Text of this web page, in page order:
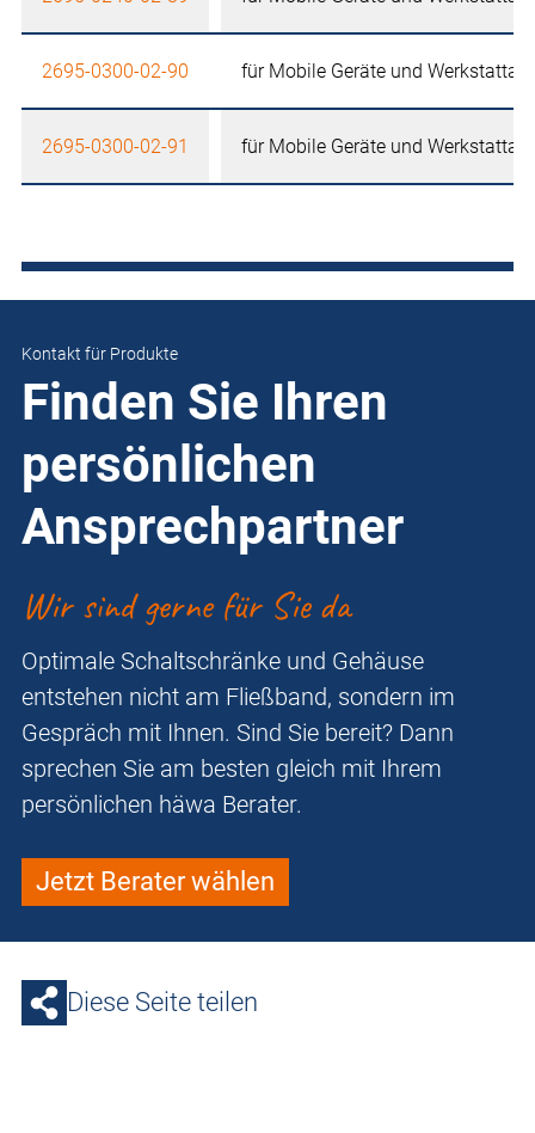
2695-0300-02-90 für Mobile Geräte und
2695-0300-02-91 für Mobile Geräte und
Kontakt für Produkte
Finden Sie Ihren
persönlichen
Ansprechpartner
Wir sind gerne für Sie da
Optimale Schaltschränke und Gehäuse
entstehen nicht am Fließband, sondern im
Gespräch mit Ihnen. Sind Sie bereit? Dann
sprechen Sie am besten gleich mit Ihrem
persönlichen häwa Berater.
Jetzt Berater wählen
Diese Seite teilen